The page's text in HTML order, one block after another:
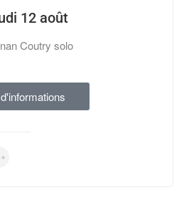
12 août
Coutry solo